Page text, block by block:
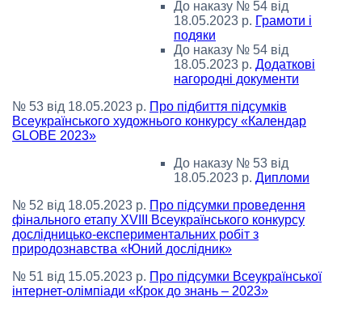
До наказу № 54 від
18.05.2023 р. Грамоти і
подяки
До наказу № 54 від
18.05.2023 р. Додаткові
нагородні документи
№ 53 від 18.05.2023 р. Про підбиття підсумків
Всеукраїнського художнього конкурсу «Календар
GLOBE 2023»
До наказу № 53 від
18.05.2023 р. Дипломи
№ 52 від 18.05.2023 р. Про підсумки проведення
фінального етапу XVIII Всеукраїнського конкурсу
дослідницько-експериментальних робіт з
природознавства «Юний дослідник»
№ 51 від 15.05.2023 р. Про підсумки Всеукраїнської
інтернет-олімпіади «Крок до знань – 2023»